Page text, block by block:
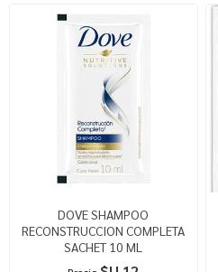
DOVE SHAMPOO
RECONSTRUCCION COMPLETA
SACHET 10 ML